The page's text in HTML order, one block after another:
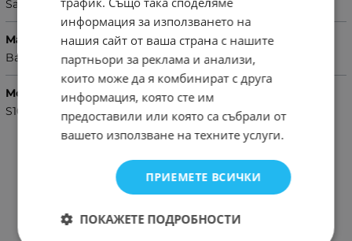
Samsung
Марка
Baseus
Модел Телефон
S10 Plus
информация за използването на
нашия сайт от ваша страна с нашите
партньори за реклама и анализи,
които може да я комбинират с друга
информация, която сте им
предоставили или която са събрали от
вашето използване на техните услуги.
ПРИЕМЕТЕ ВСИЧКИ
ПОКАЖЕТЕ ПОДРОБНОСТИ